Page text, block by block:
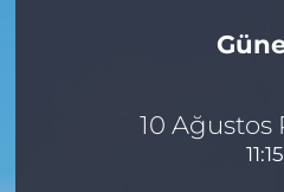
10 Ağustos
11:15